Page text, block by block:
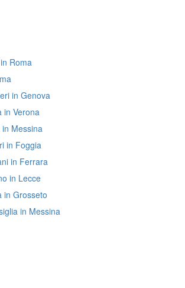
Roma
in Genova
in Verona
Messina
in Foggia
in Ferrara
in Lecce
in Grosseto
in Messina